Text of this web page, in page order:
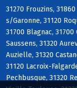
31270 Frouzins,
s/Garonne, 31120
31700 Blagnac,
Saussens, 31320
Auzielle, 31320
31120 Lacroix-
Pechbusque, 31320